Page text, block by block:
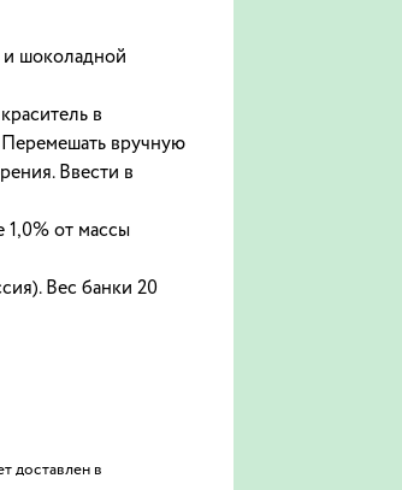
и шоколадной
в
Перемешать вручную
Ввести в
1,0% от массы
Вес банки 20
доставлен в